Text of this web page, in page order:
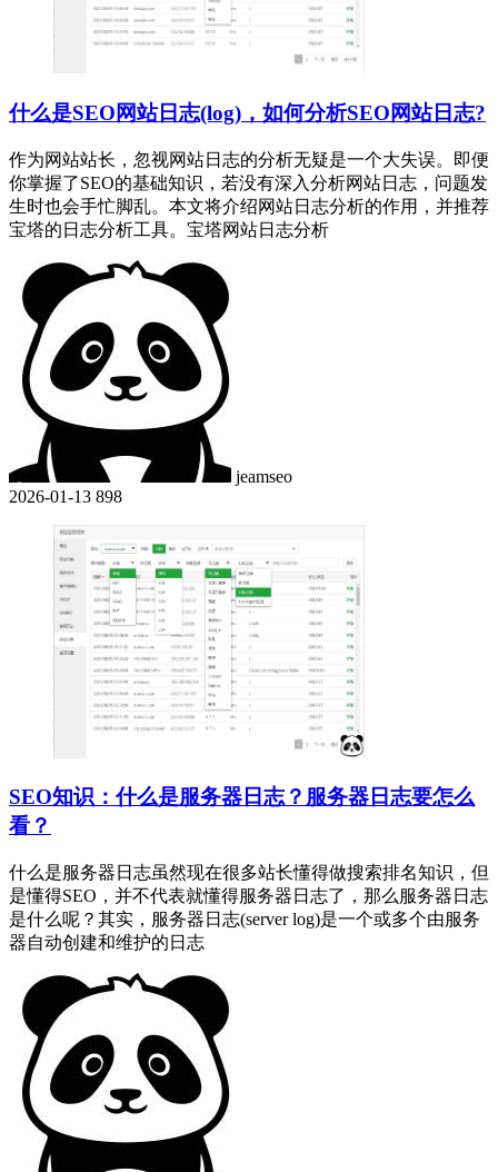
什么是SEO网站日志(log)，如何分析SEO网站日志?
作为网站站长，忽视网站日志的分析无疑是一个大失误。即便
你掌握了SEO的基础知识，若没有深入分析网站日志，问题发
生时也会手忙脚乱。本文将介绍网站日志分析的作用，并推荐
宝塔的日志分析工具。宝塔网站日志分析
jeamseo
2026-01-13 898
SEO知识：什么是服务器日志？服务器日志要怎么
看？
什么是服务器日志虽然现在很多站长懂得做搜索排名知识，但
是懂得SEO，并不代表就懂得服务器日志了，那么服务器日志
是什么呢？其实，服务器日志(server log)是一个或多个由服务
器自动创建和维护的日志